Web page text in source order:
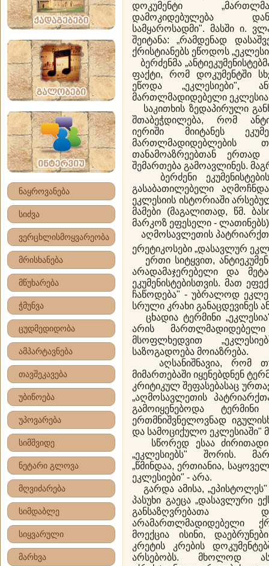
ნაყროვანება
სიძვა
ვერცხლისმოყვარეობა
მრისხანება
მწუხარება
ჭმუნვა
ცუდმედიდობა
ამპარტავნება
თავშეკავება
უბიწოება
უპოვარება
სიმშვიდე
ნეტარი გლოვა
მღვიძარება
სიმდაბლე
სიყვარული
მარხვა
დოკუმენტი
დამოკიდებულება
სამყაროსადმი". მასში ი.
შეიტანა: „რამდენად
ქრისტიანებს ეწოდოს
ბერძენმა
ფაქტი, რომ დოკუმენტში
ეწოდა „ეკლესიები",
მართლმადიდებელი ეკლესია
საკითხის ზედაპირული
შთაბეჭდილება, რომ
იერიში მიიტანეს
თანამოაზრეებთან ერთად
შემართება გამოავლინეს.
ბერძენი
გასაბათილებელი
ეკლესიის ისტორიაში
მამები (მაგალითად, წმ.
მარკოზ ეფესელი - ლათინებს)
აღმოსავლეთის
ერეტიკოსები „დასავლურ
ერთი სიტყვით,
არადამაჯერებელი და
ეკუმენისტებისთვის. მათ
ჩაწოდება" - უბრალოდ
სრული კრახი განაცდევინეს
ცხადია ტერმინი
არის მართლმადიდებელი
მსოფლხედვით
საზოგადოება მოიაზრება.
აღსანიშნავია, რომ
მიმართებაში იყენებდნენ
კრიტიკულ შეფასებასაც
„აღმოსავლეთის
გამოიყენებოდა
ერთმნიშვნელოვნად
და სამოციქულო ეკლესიაში"
სწორედ ესაა ძირითადი
„ეკლესიებს" შორის.
„წმინდაა, ერთიანია,
ეკლესიები" - არა.
გარდა ამისა,
პასუხი გაეცა „დასავლური
განსაზღვრებათა
არამართლმადიდებელი
მოექცია ისინი,
კრეტის კრების
არსებობს. მხოლოდ